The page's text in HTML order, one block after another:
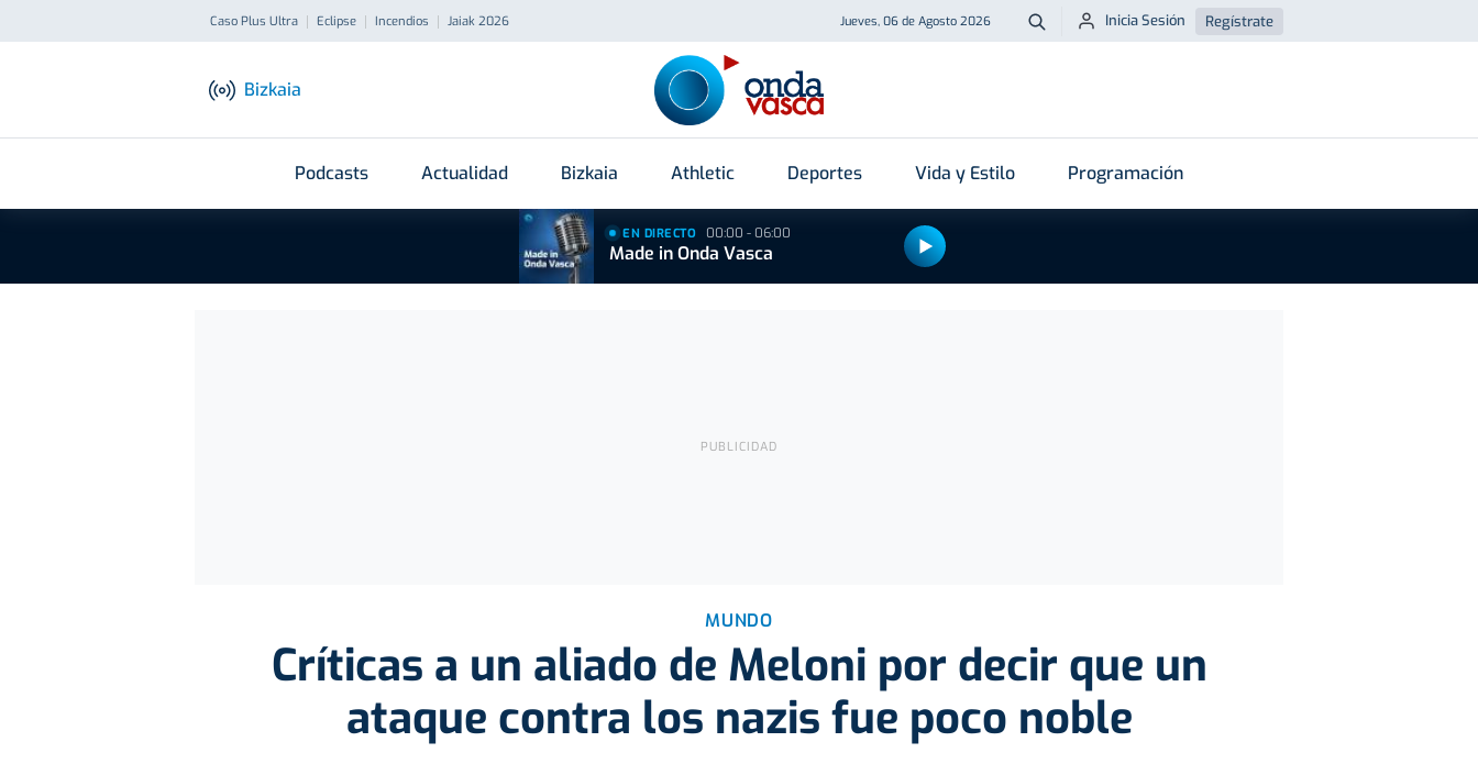
Caso Plus Ultra Eclipse Incendios Jaiak 2026 Jueves, 06 de Agosto 2026 Buscar
Inicia Sesión Regístrate
Bizkaia
Podcasts Actualidad Bizkaia Athletic Deportes Vida y Estilo Programación
EN DIRECTO 00:00 - 06:00
Made in Onda Vasca
MUNDO
Críticas a un aliado de Meloni por decir que un
ataque contra los nazis fue poco noble